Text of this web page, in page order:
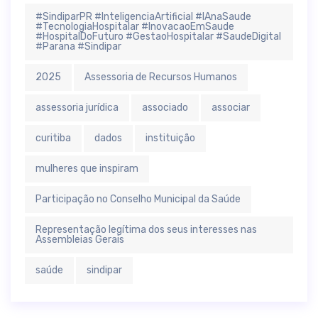
#SindiparPR #InteligenciaArtificial #IAnaSaude
#TecnologiaHospitalar #InovacaoEmSaude
#HospitalDoFuturo #GestaoHospitalar #SaudeDigital
#Parana #Sindipar
2025 Assessoria de Recursos Humanos
assessoria jurídica associado associar
curitiba dados instituição
mulheres que inspiram
Participação no Conselho Municipal da Saúde
Representação legítima dos seus interesses nas
Assembleias Gerais
saúde sindipar